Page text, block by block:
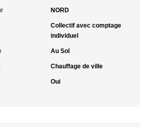
NORD
Collectif avec comptage
individuel
Au Sol
Chauffage de ville
Oui